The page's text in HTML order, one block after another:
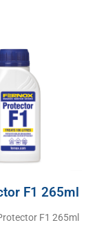
F1 265ml
F1 265ml